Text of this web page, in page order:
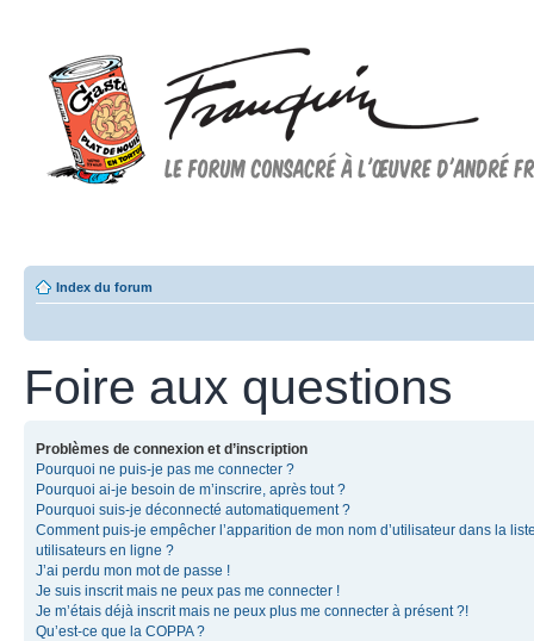
Index du forum
Foire aux questions
Problèmes de connexion et d’inscription
Pourquoi ne puis-je pas me connecter ?
Pourquoi ai-je besoin de m’inscrire, après tout ?
Pourquoi suis-je déconnecté automatiquement ?
Comment puis-je empêcher l’apparition de mon nom d’utilisateur dans la
utilisateurs en ligne ?
J’ai perdu mon mot de passe !
Je suis inscrit mais ne peux pas me connecter !
Je m’étais déjà inscrit mais ne peux plus me connecter à présent ?!
Qu’est-ce que la COPPA ?